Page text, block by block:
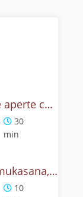
Spalle & Anche aperte con Gomukasana - Flow lento e posturale
30
min
Come fare Gomukasana, la posizione del muso della vacca? Tutorial
10